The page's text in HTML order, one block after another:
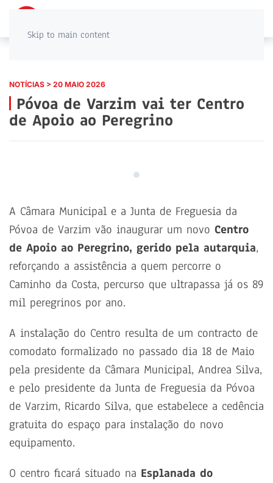
Skip to main content
NOTÍCIAS > 20 MAIO 2026
Póvoa de Varzim vai ter Centro
de Apoio ao Peregrino
A Câmara Municipal e a Junta de Freguesia da
Póvoa de Varzim vão inaugurar um novo Centro
de Apoio ao Peregrino, gerido pela autarquia,
reforçando a assistência a quem percorre o
Caminho da Costa, percurso que ultrapassa já os 89
mil peregrinos por ano.
A instalação do Centro resulta de um contracto de
comodato formalizado no passado dia 18 de Maio
pela presidente da Câmara Municipal, Andrea Silva,
e pelo presidente da Junta de Freguesia da Póvoa
de Varzim, Ricardo Silva, que estabelece a cedência
gratuita do espaço para instalação do novo
equipamento.
O centro ficará situado na Esplanada do